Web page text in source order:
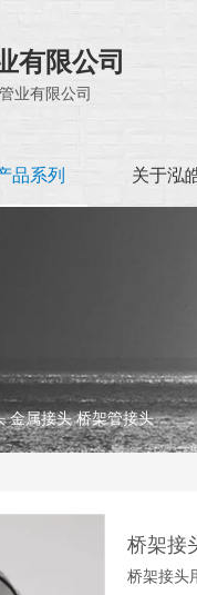
有限公司
业有限公司
品系列 关于泓
金属接头 桥架管接头
桥架接
桥架接头